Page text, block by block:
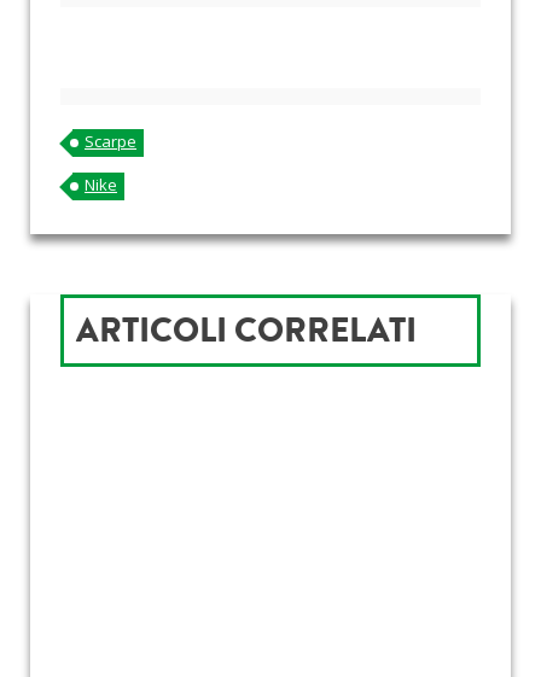
Scarpe
Nike
ARTICOLI CORRELATI